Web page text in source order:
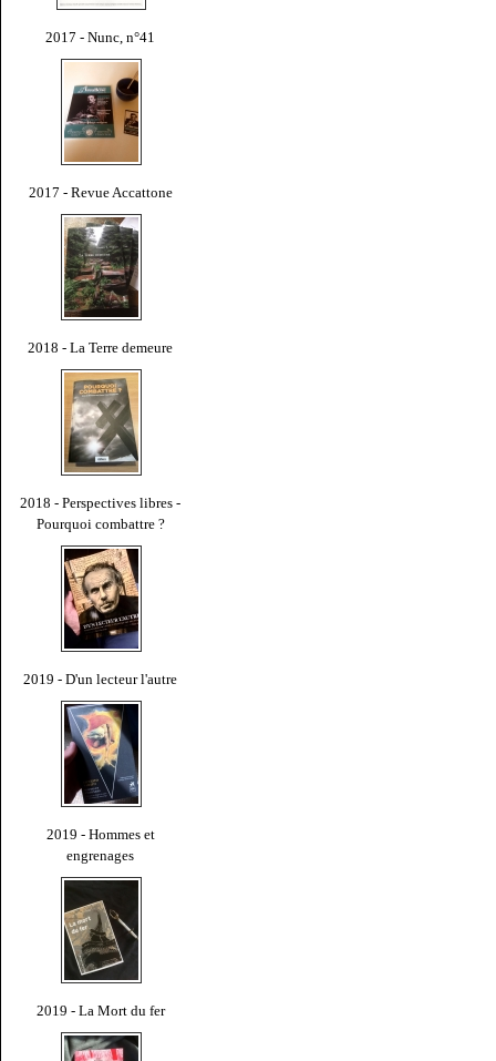
2017 - Nunc, n°41
2017 - Revue Accattone
2018 - La Terre demeure
2018 - Perspectives libres -
Pourquoi combattre ?
2019 - D'un lecteur l'autre
2019 - Hommes et
engrenages
2019 - La Mort du fer